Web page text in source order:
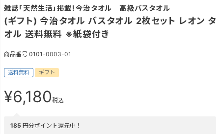
雑誌「天然生活」掲載！今治タオル 高級バスタオル
(ギフト) 今治タオル バスタオル 2枚セット レオン タ
オル 送料無料 ※紙袋付き
商品番号 0101-0003-01
送料無料 ギフト
¥6,180税込
185 円分ポイント還元中！